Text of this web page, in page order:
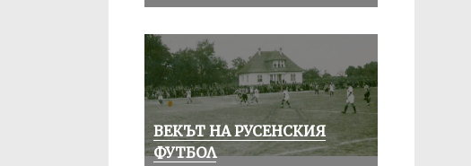
ВЕКЪТ НА РУСЕНСКИЯ
ФУТБОЛ